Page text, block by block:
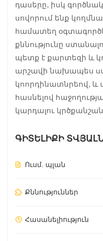
դասերը, իսկ
սովորում ենք
համատեղ
քննությունը
պետք է քարտեզի և
արշավի նախապես
կոորդինատնրեով, և
հասնելով
կարդալու
ԳԻՏԵԼԻՔԻ
Ուսմ. պլան
Քննություններ
Հասանելիություն